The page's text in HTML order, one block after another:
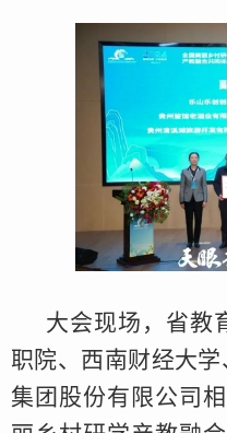
大会现场，省教
职院、西南财经大
集团股份有限公司